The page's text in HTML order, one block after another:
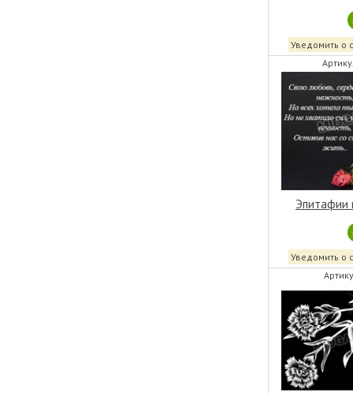
Уведомить о
Эпитафии
Уведомить о